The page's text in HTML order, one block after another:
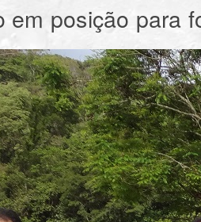
em posição para